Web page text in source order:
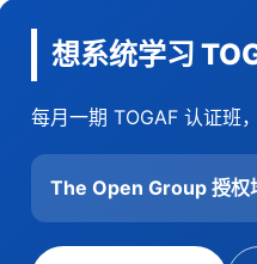
想系统学习
每月一期 TOGAF 认证班
The Open Group 授权